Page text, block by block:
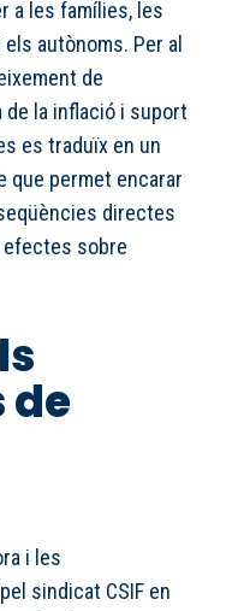
a les famílies, les
autònoms. Per al
de
de la inflació i suport
es traduïx en un
que permet encarar
directes
efectes sobre
de
i les
sindicat CSIF en